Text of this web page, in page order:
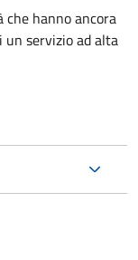
che hanno ancora
un servizio ad alta